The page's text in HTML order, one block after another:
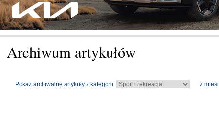
Archiwum artykułów
Pokaż archiwalne artykuły z kategorii: z